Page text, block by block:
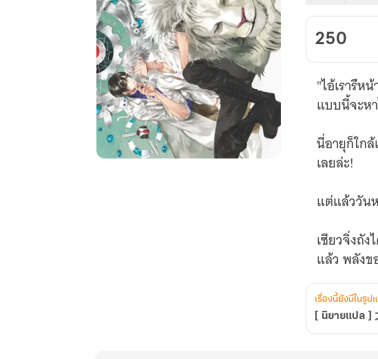
叔
คุณ
ลุง250
"ไอ้เรารึห
แบบนี้จะห
นี่อายุก็ใก
เลยล่ะ!
แต่แล้ววัน
เซียวจิ่งถั
แล้ว พลังข
สถาบันกา
ตาลุงที่ใช้
เจอคนที่ถูก
เรื่องนี้ยังมีในรูป
[ นิยายแปล ]